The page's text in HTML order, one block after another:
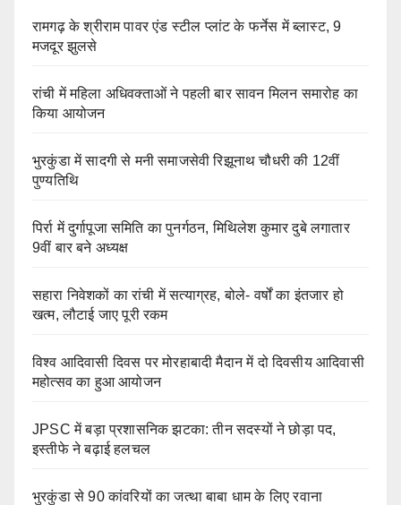
रामगढ़ के श्रीराम पावर एंड स्टील प्लांट के फर्नेस में ब्लास्ट, 9
मजदूर झुलसे
रांची में महिला अधिवक्ताओं ने पहली बार सावन मिलन समारोह का
किया आयोजन
भुरकुंडा में सादगी से मनी समाजसेवी रिझूनाथ चौधरी की 12वीं
पुण्यतिथि
पिर्रा में दुर्गापूजा समिति का पुनर्गठन, मिथिलेश कुमार दुबे लगातार
9वीं बार बने अध्यक्ष
सहारा निवेशकों का रांची में सत्याग्रह, बोले- वर्षों का इंतजार हो
खत्म, लौटाई जाए पूरी रकम
विश्व आदिवासी दिवस पर मोरहाबादी मैदान में दो दिवसीय आदिवासी
महोत्सव का हुआ आयोजन
JPSC में बड़ा प्रशासनिक झटका: तीन सदस्यों ने छोड़ा पद,
इस्तीफे ने बढ़ाई हलचल
भुरकुंडा से 90 कांवरियों का जत्था बाबा धाम के लिए रवाना